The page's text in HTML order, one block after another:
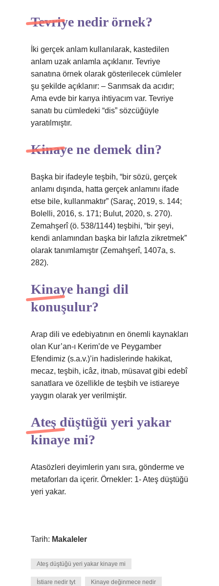
Tevriye nedir örnek?
İki gerçek anlam kullanılarak, kastedilen
anlam uzak anlamla açıklanır. Tevriye
sanatına örnek olarak gösterilecek cümleler
şu şekilde açıklanır: – Sarımsak da acıdır;
Ama evde bir karıya ihtiyacım var. Tevriye
sanatı bu cümledeki “dis” sözcüğüyle
yaratılmıştır.
Kinaye ne demek din?
Başka bir ifadeyle teşbih, “bir sözü, gerçek
anlamı dışında, hatta gerçek anlamını ifade
etse bile, kullanmaktır” (Saraç, 2019, s. 144;
Bolelli, 2016, s. 171; Bulut, 2020, s. 270).
Zemahşerî (ö. 538/1144) teşbihi, “bir şeyi,
kendi anlamından başka bir lafızla zikretmek”
olarak tanımlamıştır (Zemahşerî, 1407a, s.
282).
Kinaye hangi dil
konuşulur?
Arap dili ve edebiyatının en önemli kaynakları
olan Kur’an-ı Kerim’de ve Peygamber
Efendimiz (s.a.v.)’in hadislerinde hakikat,
mecaz, teşbih, icâz, itnab, müsavat gibi edebî
sanatlara ve özellikle de teşbih ve istiareye
yaygın olarak yer verilmiştir.
Ateş düştüğü yeri yakar
kinaye mi?
Atasözleri deyimlerin yanı sıra, gönderme ve
metaforları da içerir. Örnekler: 1- Ateş düştüğü
yeri yakar.
Tarih: Makaleler
Ateş düştüğü yeri yakar kinaye mi
İstiare nedir tyt Kinaye değinmece nedir